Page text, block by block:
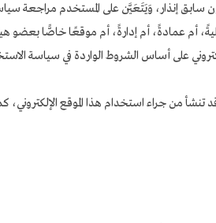
سابق إنذار، وَيَتَعَيَّن على المستخدم مراجعة
أم عمادةً، أم إدارةً، أم موقعًا خاصًّا بعضو
على أساس الشروط الواردة في سياسة
تنشأ من جراء استخدام هذا الموقع